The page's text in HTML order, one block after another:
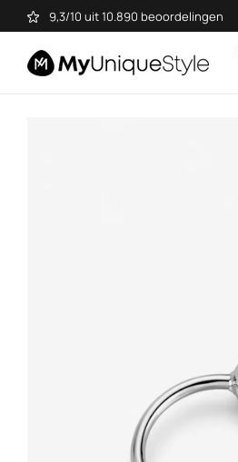
9,3/10 uit 10.890 beoordelingen